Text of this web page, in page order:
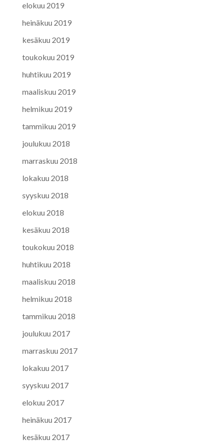
elokuu 2019
heinäkuu 2019
kesäkuu 2019
toukokuu 2019
huhtikuu 2019
maaliskuu 2019
helmikuu 2019
tammikuu 2019
joulukuu 2018
marraskuu 2018
lokakuu 2018
syyskuu 2018
elokuu 2018
kesäkuu 2018
toukokuu 2018
huhtikuu 2018
maaliskuu 2018
helmikuu 2018
tammikuu 2018
joulukuu 2017
marraskuu 2017
lokakuu 2017
syyskuu 2017
elokuu 2017
heinäkuu 2017
kesäkuu 2017